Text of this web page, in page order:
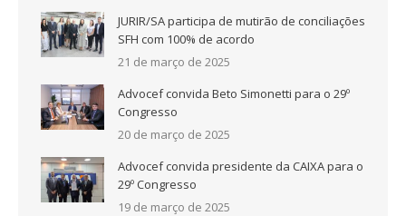
JURIR/SA participa de mutirão de conciliações
SFH com 100% de acordo
21 de março de 2025
Advocef convida Beto Simonetti para o 29º
Congresso
20 de março de 2025
Advocef convida presidente da CAIXA para o
29º Congresso
19 de março de 2025